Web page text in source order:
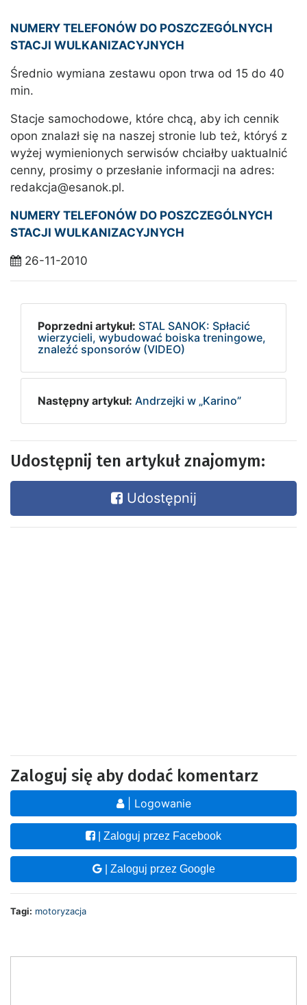
NUMERY TELEFONÓW DO POSZCZEGÓLNYCH
STACJI WULKANIZACYJNYCH
Średnio wymiana zestawu opon trwa od 15 do 40
min.
Stacje samochodowe, które chcą, aby ich cennik
opon znalazł się na naszej stronie lub też, któryś z
wyżej wymienionych serwisów chciałby uaktualnić
cenny, prosimy o przesłanie informacji na adres:
redakcja@esanok.pl.
NUMERY TELEFONÓW DO POSZCZEGÓLNYCH
STACJI WULKANIZACYJNYCH
26-11-2010
Poprzedni artykuł: STAL SANOK: Spłacić
wierzycieli, wybudować boiska treningowe,
znaleźć sponsorów (VIDEO)
Następny artykuł: Andrzejki w „Karino”
Udostępnij ten artykuł znajomym:
Udostępnij
Zaloguj się aby dodać komentarz
| Logowanie
| Zaloguj przez Facebook
| Zaloguj przez Google
Tagi: motoryzacja